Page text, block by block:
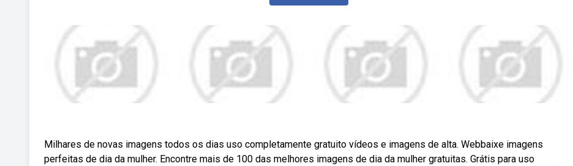
Milhares de novas imagens todos os dias uso completamente gratuito vídeos e imagens de alta. Webbaixe imagens
perfeitas de dia da mulher. Encontre mais de 100 das melhores imagens de dia da mulher gratuitas. Grátis para uso